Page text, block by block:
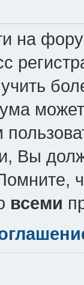
на
может
Вы
всеми